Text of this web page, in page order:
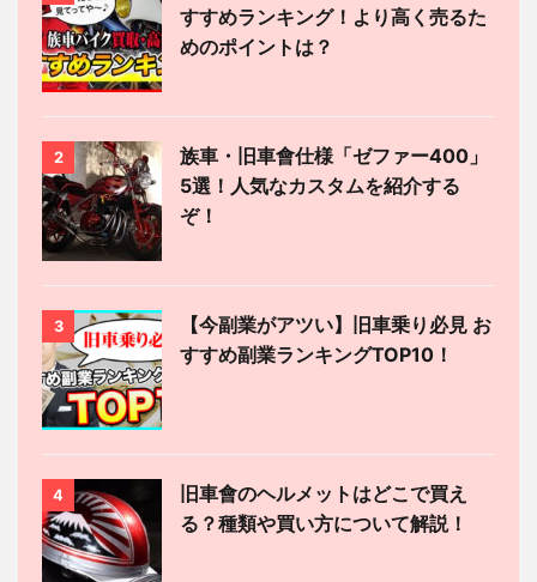
すすめランキング！より高く売るた
めのポイントは？
2
族車・旧車會仕様「ゼファー400」
5選！人気なカスタムを紹介する
ぞ！
3
【今副業がアツい】旧車乗り必見 お
すすめ副業ランキングTOP10！
4
旧車會のヘルメットはどこで買え
る？種類や買い方について解説！